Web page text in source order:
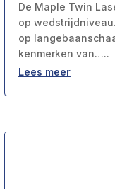
De Maple Twin
op
op
kenmerken van…..
Lees meer